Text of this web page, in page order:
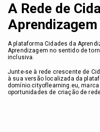
A Rede de
Aprendizagem
A plataforma Cidades da
Aprendizagem no sentido de
inclusiva.
Junte-se à rede crescente de
à sua versão localizada da
domínio.cityoflearning.eu,
oportunidades de criação de